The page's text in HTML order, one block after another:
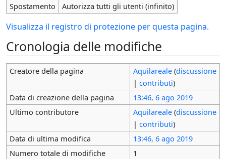
Spostamento
Autorizza tutti gli utenti (infinito)
Visualizza il registro di protezione per questa pagina.
Cronologia delle modifiche
Creatore della pagina Aquilareale (discussione
| contributi)
Data di creazione della pagina
13:46, 6 ago 2019
Ultimo contributore
Aquilareale (discussione
| contributi)
Data di ultima modifica
13:46, 6 ago 2019
Numero totale di modifiche
1